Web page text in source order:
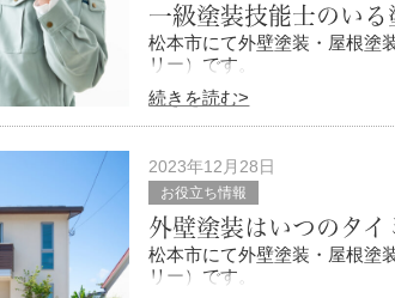
一級塗装技能士のい
松本市にて外壁塗装・屋根塗
リー）です。
外壁塗装を依頼するにあたっ
す。
続きを読む>
2023年12月28日
お役立ち情報
外壁塗装はいつのタイ
松本市にて外壁塗装・屋根塗
リー）です。